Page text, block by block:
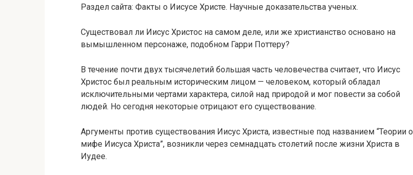
Раздел сайта: Факты о Иисусе Христе. Научные доказательства ученых.
Существовал ли Иисус Христос на самом деле, или же христианство основано на
вымышленном персонаже, подобном Гарри Поттеру?
В течение почти двух тысячелетий большая часть человечества считает, что Иисус
Христос был реальным историческим лицом — человеком, который обладал
исключительными чертами характера, силой над природой и мог повести за собой
людей. Но сегодня некоторые отрицают его существование.
Аргументы против существования Иисус Христа, известные под названием “Теории о
мифе Иисуса Христа”, возникли через семнадцать столетий после жизни Христа в
Иудее.